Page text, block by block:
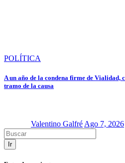
POLÍTICA
A un año de la condena firme de Vialidad,
tramo de la causa
Valentino Galfré Ago 7, 2026
Ir